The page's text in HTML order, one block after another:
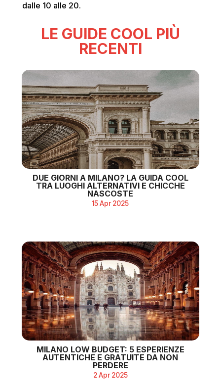
dalle 10 alle 20.
LE GUIDE COOL PIÙ
RECENTI
DUE GIORNI A MILANO? LA GUIDA COOL
TRA LUOGHI ALTERNATIVI E CHICCHE
NASCOSTE
15 Apr 2025
MILANO LOW BUDGET: 5 ESPERIENZE
AUTENTICHE E GRATUITE DA NON
PERDERE
2 Apr 2025